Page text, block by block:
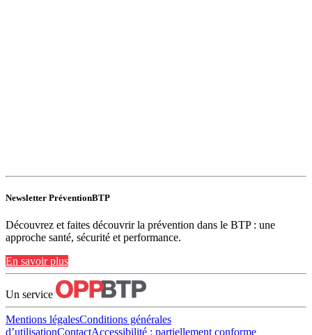
Newsletter PréventionBTP
Découvrez et faites découvrir la prévention dans le BTP : une
approche santé, sécurité et performance.
En savoir plus
Un service
Mentions légalesConditions générales
d’utilisationContactAccessibilité : partiellement conforme